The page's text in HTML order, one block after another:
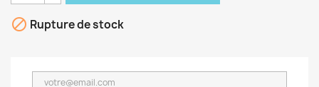
 Rupture de stock